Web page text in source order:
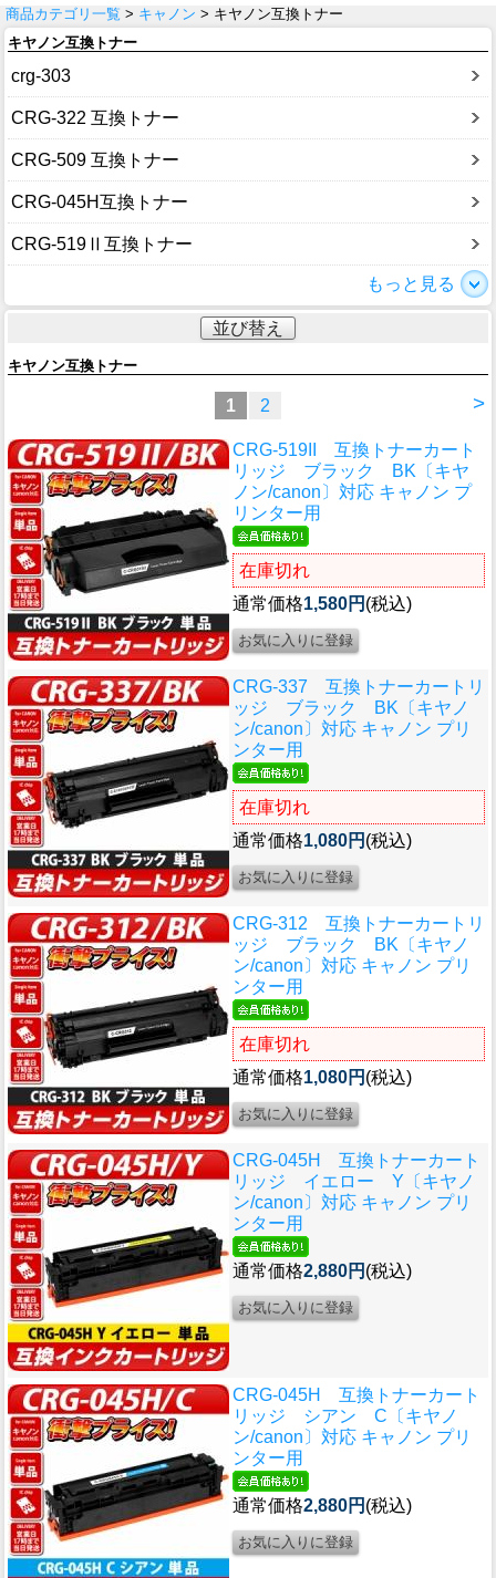
商品カテゴリ一覧 > キャノン > キヤノン互換トナー
キヤノン互換トナー
crg-303
CRG-322 互換トナー
CRG-509 互換トナー
CRG-045H互換トナー
CRG-519Ⅱ互換トナー
もっと見る
並び替え
キヤノン互換トナー
>
1 2
CRG-519II 互換トナーカート
リッジ ブラック BK〔キヤ
ノン/canon〕対応 キャノン プ
リンター用
在庫切れ
通常価格1,580円 (税込)
CRG-337 互換トナーカートリ
ッジ ブラック BK〔キヤノ
ン/canon〕対応 キャノン プリ
ンター用
在庫切れ
通常価格1,080円 (税込)
CRG-312 互換トナーカートリ
ッジ ブラック BK〔キヤノ
ン/canon〕対応 キャノン プリ
ンター用
在庫切れ
通常価格1,080円 (税込)
CRG-045H 互換トナーカート
リッジ イエロー Y〔キヤノ
ン/canon〕対応 キャノン プリ
ンター用
通常価格2,880円 (税込)
CRG-045H 互換トナーカート
リッジ シアン C〔キヤノ
ン/canon〕対応 キャノン プリ
ンター用
通常価格2,880円 (税込)